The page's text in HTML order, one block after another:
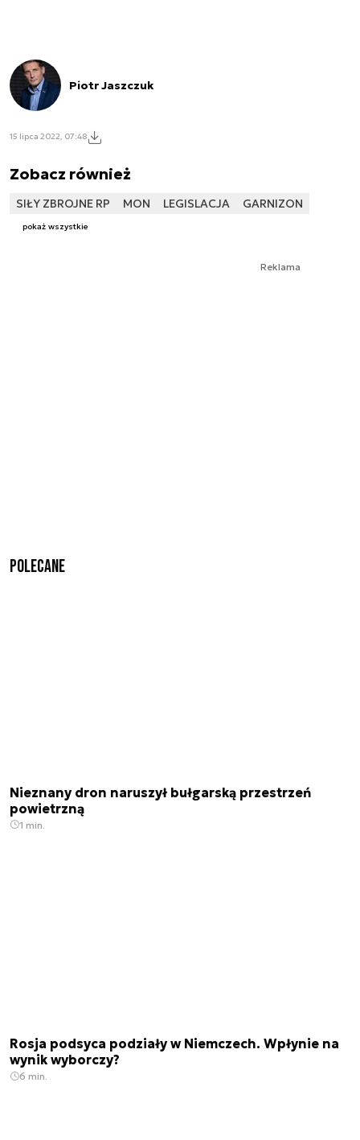
Piotr Jaszczuk
15 lipca 2022, 07:48
Zobacz również
SIŁY ZBROJNE RP MON LEGISLACJA GARNIZON
pokaż wszystkie
Reklama
Polecane
Nieznany dron naruszył bułgarską przestrzeń
powietrzną
1 min.
Rosja podsyca podziały w Niemczech. Wpłynie na
wynik wyborczy?
6 min.